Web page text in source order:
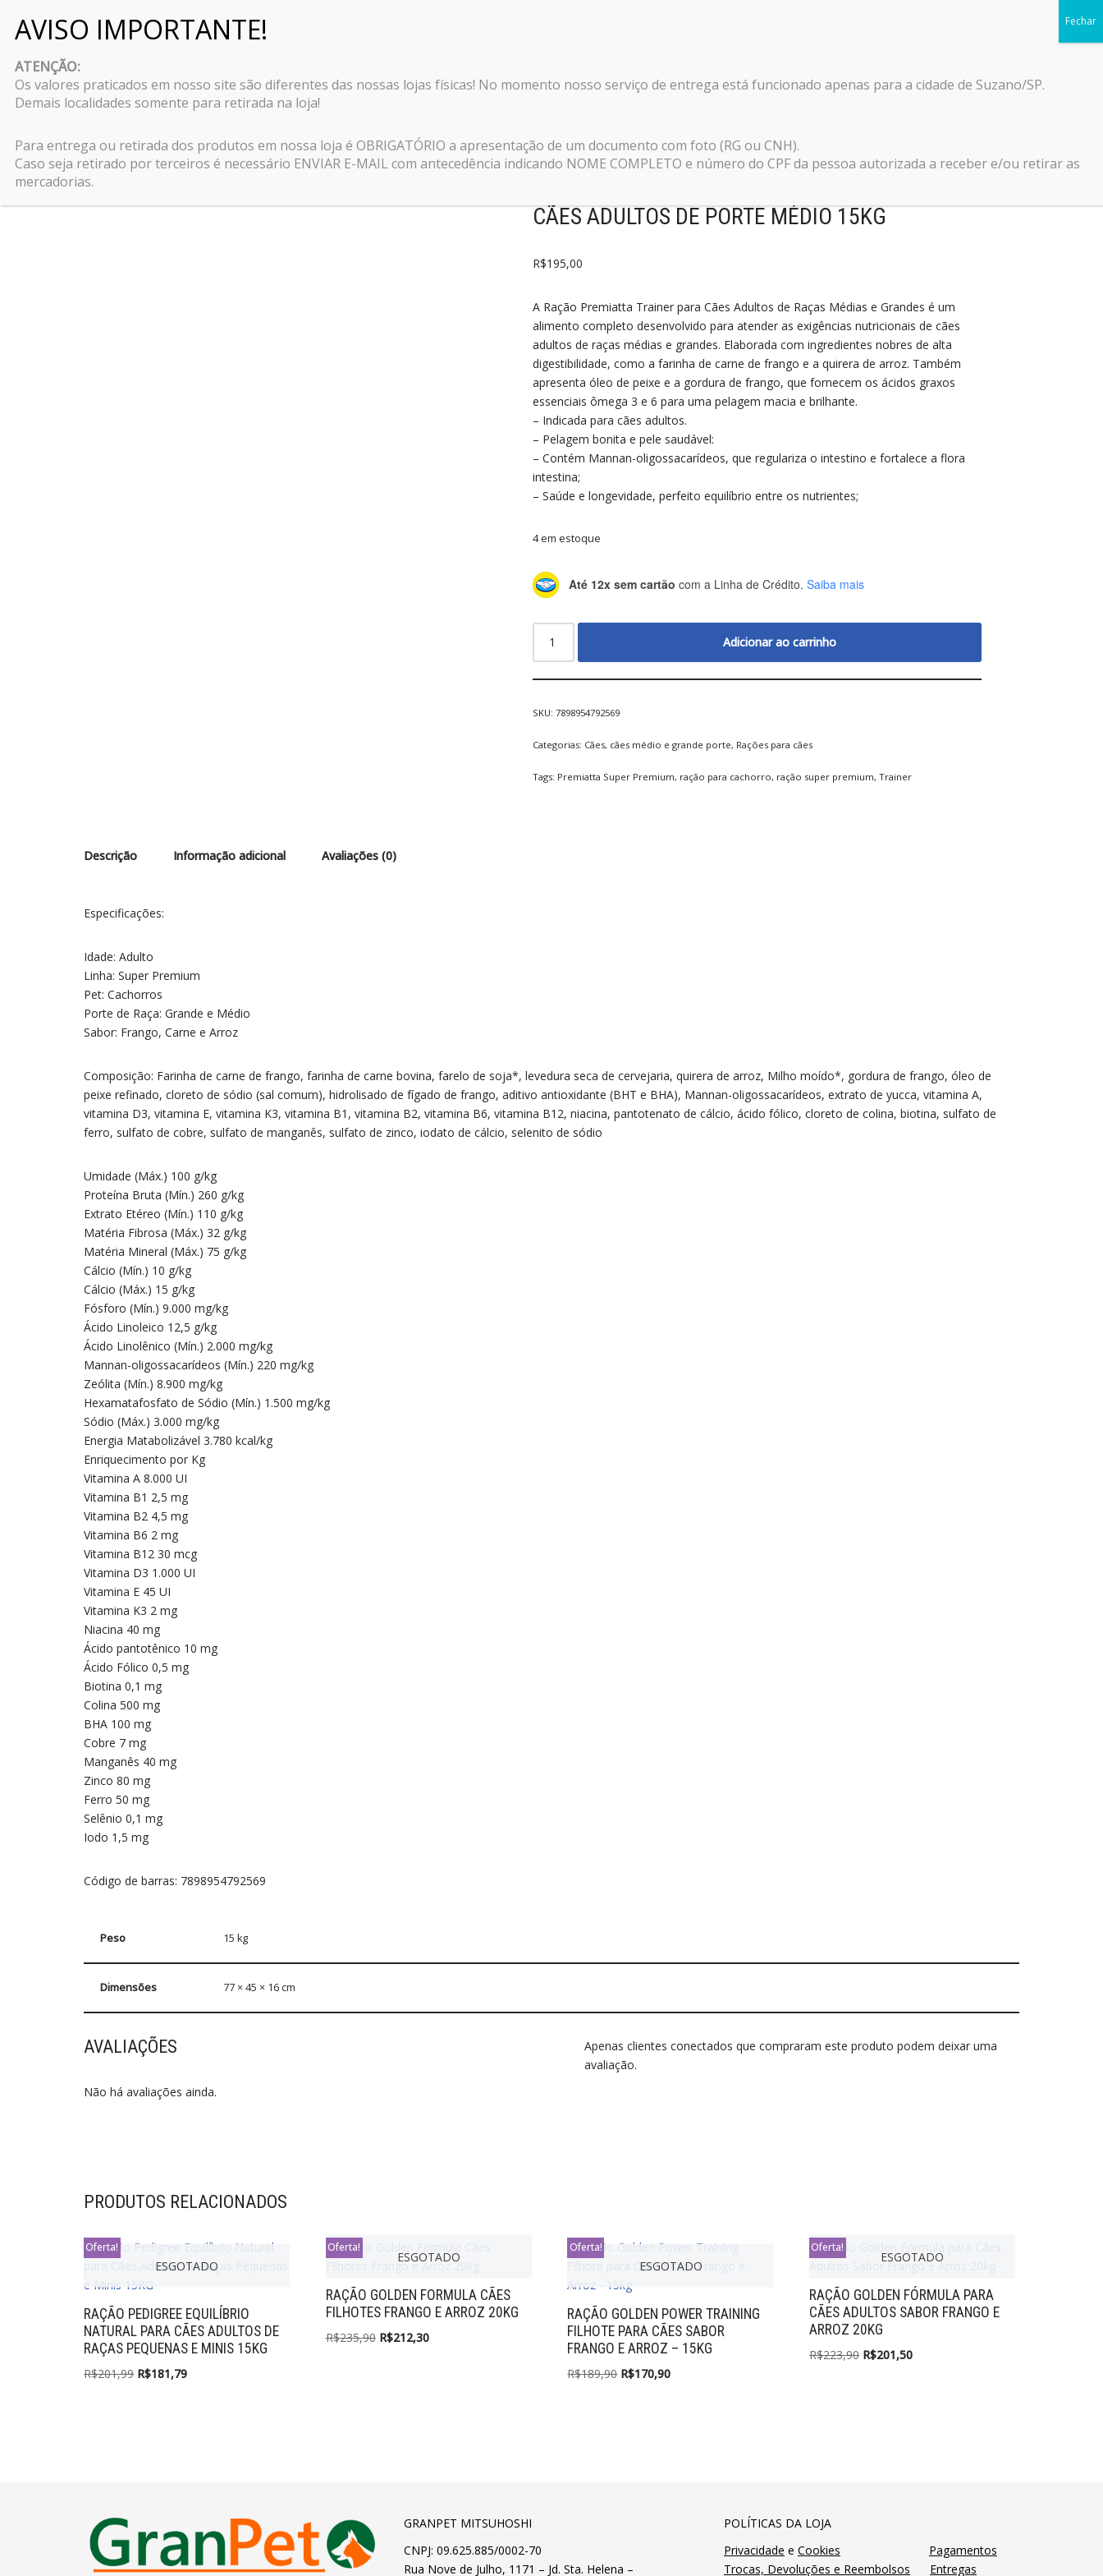
Pular
para
o
conteúdo
Início \ Cães \ Rações para cães \ Ração Premiatta Classic Trainer para Cães Adultos de Porte Médio 15kg
CÃES ADULTOS DE PORTE MÉDIO 15KG
R$195,00
A Ração Premiatta Trainer para Cães Adultos de Raças Médias e Grandes é um
alimento completo desenvolvido para atender as exigências nutricionais de cães
adultos de raças médias e grandes. Elaborada com ingredientes nobres de alta
digestibilidade, como a farinha de carne de frango e a quirera de arroz. Também
apresenta óleo de peixe e a gordura de frango, que fornecem os ácidos graxos
essenciais ômega 3 e 6 para uma pelagem macia e brilhante.
– Indicada para cães adultos.
– Pelagem bonita e pele saudável:
– Contém Mannan-oligossacarídeos, que regulariza o intestino e fortalece a flora
intestina;
– Saúde e longevidade, perfeito equilíbrio entre os nutrientes;
4 em estoque
Até 12x sem cartão com a Linha de Crédito. Saiba mais
Adicionar ao carrinho
SKU:7898954792569
Categorias: Cães, cães médio e grande porte, Rações para cães
Tags: Premiatta Super Premium, ração para cachorro, ração super premium,Trainer
Descrição Informação adicional Avaliações (0)
Especificações:
Idade: Adulto
Linha: Super Premium
Pet: Cachorros
Porte de Raça: Grande e Médio
Sabor: Frango, Carne e Arroz
Composição: Farinha de carne de frango, farinha de carne bovina, farelo de soja*, levedura seca de cervejaria, quirera de arroz, Milho moído*, gordura de frango, óleo de
peixe refinado, cloreto de sódio (sal comum), hidrolisado de fígado de frango, aditivo antioxidante (BHT e BHA), Mannan-oligossacarídeos, extrato de yucca, vitamina A,
vitamina D3, vitamina E, vitamina K3, vitamina B1, vitamina B2, vitamina B6, vitamina B12, niacina, pantotenato de cálcio, ácido fólico, cloreto de colina, biotina, sulfato de
ferro, sulfato de cobre, sulfato de manganês, sulfato de zinco, iodato de cálcio, selenito de sódio
Umidade (Máx.) 100 g/kg
Proteína Bruta (Mín.) 260 g/kg
Extrato Etéreo (Mín.) 110 g/kg
Matéria Fibrosa (Máx.) 32 g/kg
Matéria Mineral (Máx.) 75 g/kg
Cálcio (Mín.) 10 g/kg
Cálcio (Máx.) 15 g/kg
Fósforo (Mín.) 9.000 mg/kg
Ácido Linoleico 12,5 g/kg
Ácido Linolênico (Mín.) 2.000 mg/kg
Mannan-oligossacarídeos (Mín.) 220 mg/kg
Zeólita (Mín.) 8.900 mg/kg
Hexamatafosfato de Sódio (Mín.) 1.500 mg/kg
Sódio (Máx.) 3.000 mg/kg
Energia Matabolizável 3.780 kcal/kg
Enriquecimento por Kg
Vitamina A 8.000 UI
Vitamina B1 2,5 mg
Vitamina B2 4,5 mg
Vitamina B6 2 mg
Vitamina B12 30 mcg
Vitamina D3 1.000 UI
Vitamina E 45 UI
Vitamina K3 2 mg
Niacina 40 mg
Ácido pantotênico 10 mg
Ácido Fólico 0,5 mg
Biotina 0,1 mg
Colina 500 mg
BHA 100 mg
Cobre 7 mg
Manganês 40 mg
Zinco 80 mg
Ferro 50 mg
Selênio 0,1 mg
Iodo 1,5 mg
Código de barras: 7898954792569
Peso 15 kg
Dimensões 77 × 45 × 16 cm
AVALIAÇÕES
Não há avaliações ainda.
Apenas clientes conectados que compraram este produto podem deixar uma
avaliação.
PRODUTOS RELACIONADOS
ESGOTADO
Oferta!
RAÇÃO PEDIGREE EQUILÍBRIO
NATURAL PARA CÃES ADULTOS DE
RAÇAS PEQUENAS E MINIS 15KG
R$201,99 R$181,79
ESGOTADO
Oferta!
RAÇÃO GOLDEN FORMULA CÃES
FILHOTES FRANGO E ARROZ 20KG
R$235,90 R$212,30
ESGOTADO
Oferta!
RAÇÃO GOLDEN POWER TRAINING
FILHOTE PARA CÃES SABOR
FRANGO E ARROZ – 15KG
R$189,90 R$170,90
ESGOTADO
Oferta!
RAÇÃO GOLDEN FÓRMULA PARA
CÃES ADULTOS SABOR FRANGO E
ARROZ 20KG
R$223,90 R$201,50
GRANPET MITSUHOSHI
CNPJ: 09.625.885/0002-70
Rua Nove de Julho, 1171 – Jd. Sta. Helena –
POLÍTICAS DA LOJA
Privacidade e Cookies
Pagamentos
Trocas, Devoluções e Reembolsos
Entregas
ATENÇÃO:
Os valores praticados em nosso site são diferentes das nossas lojas físicas! No momento nosso serviço de entrega está funcionado apenas para a cidade de Suzano/SP.
Demais localidades somente para retirada na loja!
Para entrega ou retirada dos produtos em nossa loja é OBRIGATÓRIO a apresentação de um documento com foto (RG ou CNH).
Caso seja retirado por terceiros é necessário ENVIAR E-MAIL com antecedência indicando NOME COMPLETO e número do CPF da pessoa autorizada a receber e/ou retirar as
mercadorias.